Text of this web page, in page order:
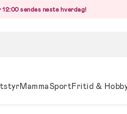
sendes neste hverdag!
MammaSportFritid &